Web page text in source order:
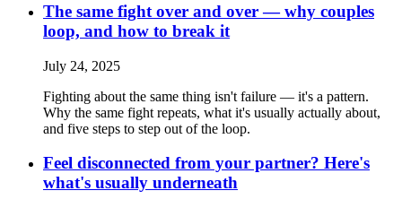
The same fight over and over — why couples
loop, and how to break it
July 24, 2025
Fighting about the same thing isn't failure — it's a pattern.
Why the same fight repeats, what it's usually actually about,
and five steps to step out of the loop.
Feel disconnected from your partner? Here's
what's usually underneath